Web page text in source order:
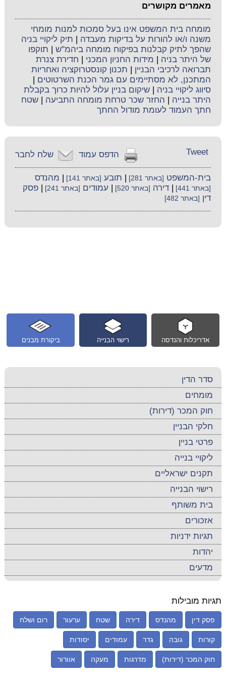
מאמרים מקושרים
מומחה בית המשפט אינו בעל סמכות למנות מומחי
משנה ו/או להורות על בדיקות מעבדה
תיק ליקויי בניה
שהפך לתיק קבלנות בפיקוח מומחה ביהמ"ש
תוקפו
של היתר בניה
מידות החניון המכני
חדירת צנרת
תברואה לרכיבי הבניין
תכנון קונסטרוקציה ואחריות
המתכנן, לא מסתיימים עם גמר הכנת השרטוטים
סיווג ליקויי בניה |שיקום בניין עלול להיות כרוך בקבלת
היתר בנייה
החזר שכר טרחת מומחה התביעה |שטח
חתך העמוד לעומת מודול החתך
שלח לחבר הדפס עמוד Tweet
בית-המשפט [באתר 281] תובע [באתר 141] מהנדס
[באתר 441] |דירה [באתר 520] עמודים [באתר 241] |פסק
דין [באתר 482]
ביקורת מבנים רישוי הבנייה אדריכלות והנדסה
סדר הדין
מומחים
חוק המכר (דירות)
חלקי הבניין
פרטי בניין
ליקויי בנייה
תקנים ישראליים
רישוי הבנייה
בית משותף
אזכורים
תגיות ידניות
יהדות
מדעים
תגיות מובילות
פסק דין מהנדס דירה שטח ערעור רום ושלח
קורות גובה גדר עמודים יסודות
חוק המכר (דירות) מדרגות מעקה אוורור